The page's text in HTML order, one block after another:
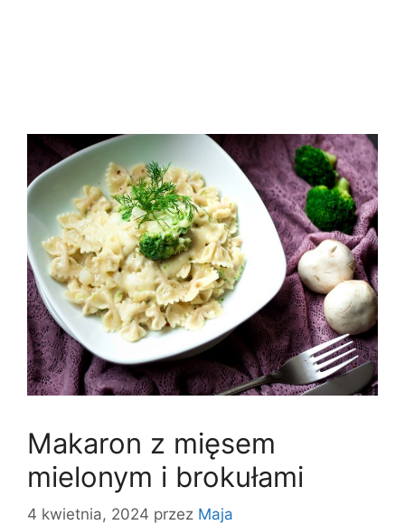
Makaron z mięsem
mielonym i brokułami
4 kwietnia, 2024 przez Maja